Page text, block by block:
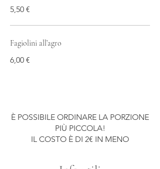
5,50 €
Fagiolini all’agro
6,00 €
È POSSIBILE ORDINARE LA PORZIONE
PIÙ PICCOLA!
IL COSTO È DI 2€ IN MENO